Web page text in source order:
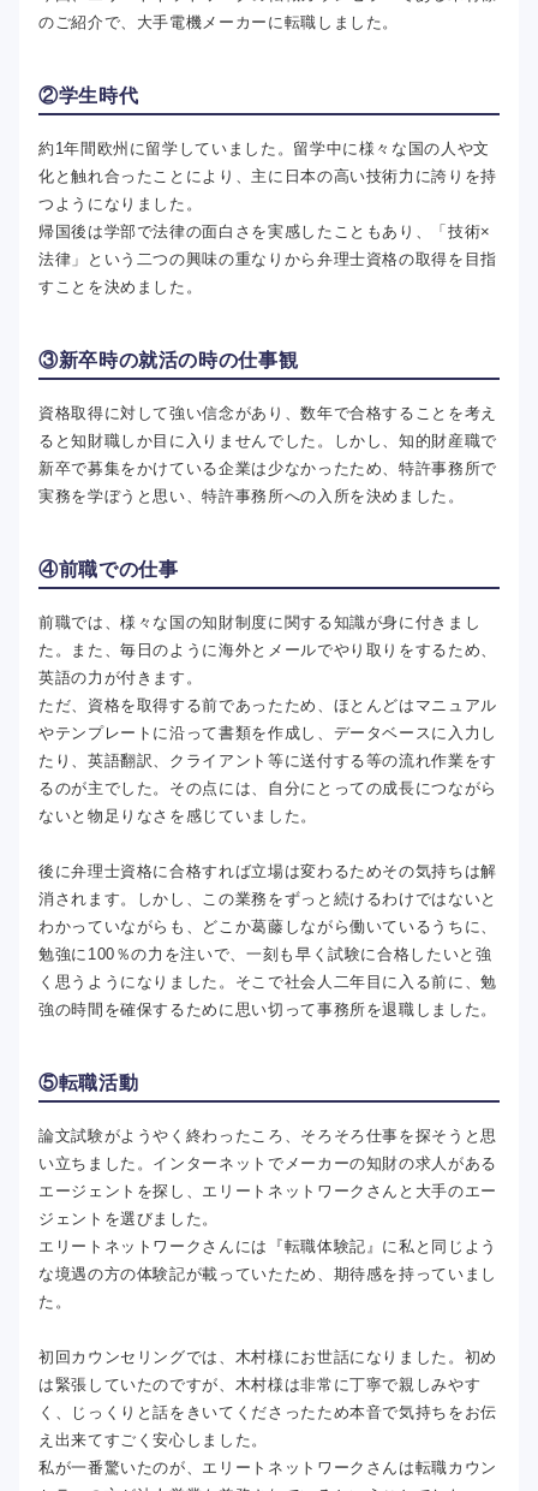
のご紹介で、大手電機メーカーに転職しました。
②学生時代
約1年間欧州に留学していました。留学中に様々な国の人や文
化と触れ合ったことにより、主に日本の高い技術力に誇りを持
つようになりました。
帰国後は学部で法律の面白さを実感したこともあり、「技術×
法律」という二つの興味の重なりから弁理士資格の取得を目指
すことを決めました。
③新卒時の就活の時の仕事観
資格取得に対して強い信念があり、数年で合格することを考え
ると知財職しか目に入りませんでした。しかし、知的財産職で
新卒で募集をかけている企業は少なかったため、特許事務所で
実務を学ぼうと思い、特許事務所への入所を決めました。
④前職での仕事
前職では、様々な国の知財制度に関する知識が身に付きまし
た。また、毎日のように海外とメールでやり取りをするため、
英語の力が付きます。
ただ、資格を取得する前であったため、ほとんどはマニュアル
やテンプレートに沿って書類を作成し、データベースに入力し
たり、英語翻訳、クライアント等に送付する等の流れ作業をす
るのが主でした。その点には、自分にとっての成長につながら
ないと物足りなさを感じていました。
後に弁理士資格に合格すれば立場は変わるためその気持ちは解
消されます。しかし、この業務をずっと続けるわけではないと
わかっていながらも、どこか葛藤しながら働いているうちに、
勉強に100％の力を注いで、一刻も早く試験に合格したいと強
く思うようになりました。そこで社会人二年目に入る前に、勉
強の時間を確保するために思い切って事務所を退職しました。
⑤転職活動
論文試験がようやく終わったころ、そろそろ仕事を探そうと思
い立ちました。インターネットでメーカーの知財の求人がある
エージェントを探し、エリートネットワークさんと大手のエー
ジェントを選びました。
エリートネットワークさんには『転職体験記』に私と同じよう
な境遇の方の体験記が載っていたため、期待感を持っていまし
た。
初回カウンセリングでは、木村様にお世話になりました。初め
は緊張していたのですが、木村様は非常に丁寧で親しみやす
く、じっくりと話をきいてくださったため本音で気持ちをお伝
え出来てすごく安心しました。
私が一番驚いたのが、エリートネットワークさんは転職カウン